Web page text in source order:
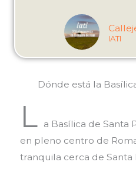
IATI
Dónde está la
L a Basílica de Santa
en pleno centro de
tranquila cerca de Santa